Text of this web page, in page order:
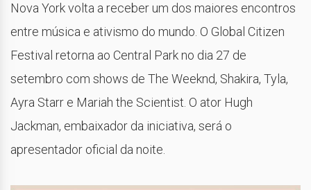
Nova York volta a receber um dos maiores encontros
entre música e ativismo do mundo. O Global Citizen
Festival retorna ao Central Park no dia 27 de
setembro com shows de The Weeknd, Shakira, Tyla,
Ayra Starr e Mariah the Scientist. O ator Hugh
Jackman, embaixador da iniciativa, será o
apresentador oficial da noite.